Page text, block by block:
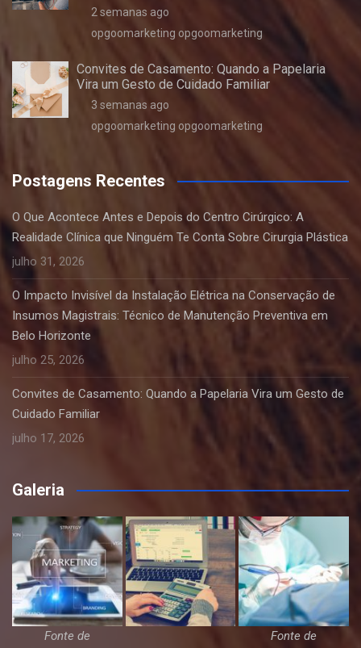
2 semanas ago
opgoomarketing opgoomarketing
Convites de Casamento: Quando a Papelaria
Vira um Gesto de Cuidado Familiar
3 semanas ago
opgoomarketing opgoomarketing
Postagens Recentes
O Que Acontece Antes e Depois do Centro Cirúrgico: A
Realidade Clínica que Ninguém Te Conta Sobre Cirurgia Plástica
julho 31, 2026
O Impacto Invisível da Instalação Elétrica na Conservação de
Insumos Magistrais: Técnico de Manutenção Preventiva em
Belo Horizonte
julho 25, 2026
Convites de Casamento: Quando a Papelaria Vira um Gesto de
Cuidado Familiar
julho 17, 2026
Galeria
Fonte de
Fonte de